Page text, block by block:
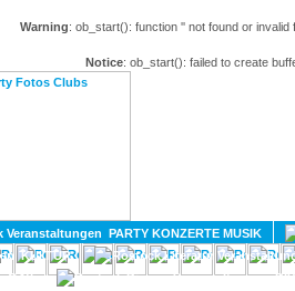
Warning: ob_start(): function '' not found or
Notice: ob_start(): failed to create
PARTY KONZERTE MUSIK
KULTUR
GAY